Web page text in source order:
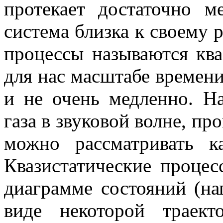
протекает
система близка к своему
процессы называются
для нас масштабе
и не очень медленно.
газа в звуковой волне,
можно рассматривать
Квазистатические
диаграмме состояний
виде некоторой